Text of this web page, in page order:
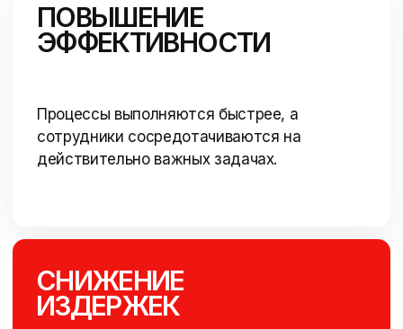
ПОВЫШЕНИЕ
ЭФФЕКТИВНОСТИ
Процессы выполняются быстрее, а
сотрудники сосредотачиваются на
действительно важных задачах.
СНИЖЕНИЕ
ИЗДЕРЖЕК